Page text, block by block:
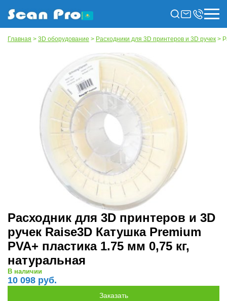
Главная > 3D оборудование > Расходники для 3D принтеров и 3D ручек >
Расходник для 3D принтеров и 3D
ручек Raise3D Катушка Premium
PVA+ пластика 1.75 мм 0,75 кг,
натуральная
В наличии
10 098 руб.